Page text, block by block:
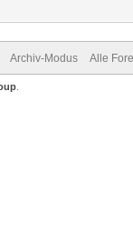
Archiv-Modus Alle
.